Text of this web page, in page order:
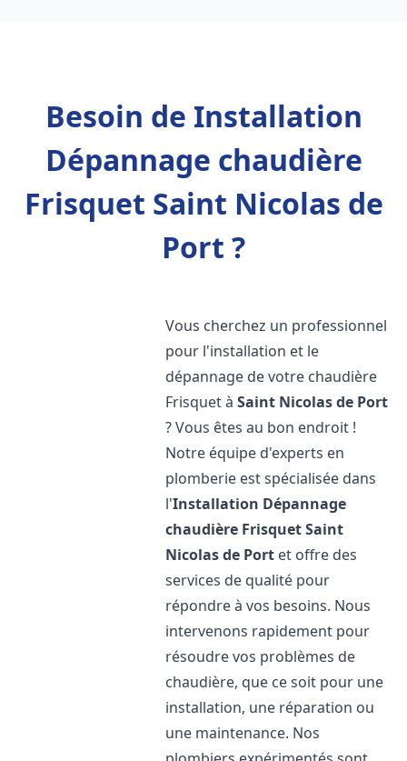
Besoin de Installation
Dépannage chaudière
Frisquet Saint Nicolas de
Port ?
Vous cherchez un professionnel
pour l'installation et le
dépannage de votre chaudière
Frisquet àSaint Nicolas de Port
? Vous êtes au bon endroit !
Notre équipe d'experts en
plomberie est spécialisée dans
l'Installation Dépannage
chaudière FrisquetSaint
Nicolas de Port et offre des
services de qualité pour
répondre à vos besoins. Nous
intervenons rapidement pour
résoudre vos problèmes de
chaudière, que ce soit pour une
installation, une réparation ou
une maintenance. Nos